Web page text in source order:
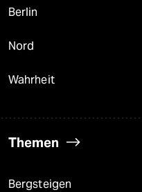
Berlin
Nord
Wahrheit
Themen
Bergsteigen